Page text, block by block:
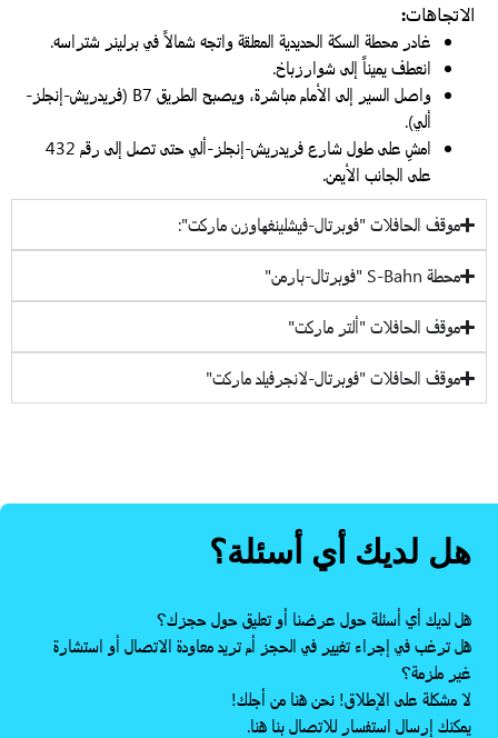
الاتجاهات:
غادر محطة السكة الحديدية المعلقة واتجه شمالاً في برلينر شتراسه.
انعطف يميناً إلى شوارزباخ.
واصل السير إلى الأمام مباشرة، ويصبح الطريق B7 (فريدريش-إنجلز-
ألي).
امشِ على طول شارع فريدريش-إنجلز-ألي حتى تصل إلى رقم 432
على الجانب الأيمن.
موقف الحافلات "فوبرتال-فيشلينغهاوزن ماركت":
محطة S-Bahn "فوبرتال-بارمن"
موقف الحافلات "ألتر ماركت"
موقف الحافلات "فوبرتال-لانجرفيلد ماركت"
هل لديك أي أسئلة؟
هل لديك أي أسئلة حول عرضنا أو تعليق حول حجزك؟
هل ترغب في إجراء تغيير في الحجز أم تريد معاودة الاتصال أو استشارة
غير ملزمة؟
لا مشكلة على الإطلاق! نحن هنا من أجلك!
يمكنك إرسال استفسار للاتصال بنا هنا.